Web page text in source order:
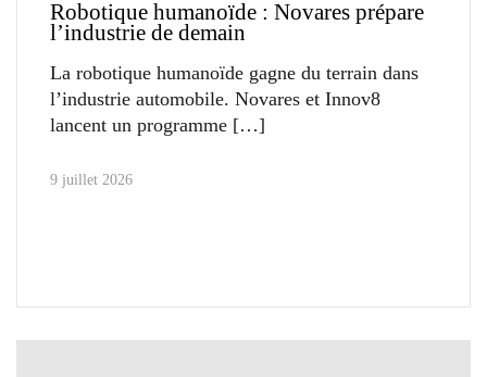
Robotique humanoïde : Novares prépare
l’industrie de demain
La robotique humanoïde gagne du terrain dans
l’industrie automobile. Novares et Innov8
lancent un programme
9 juillet 2026